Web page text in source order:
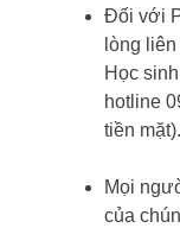
Đối với
lòng
Học
hotline
tiền mặt).
Mọi
của